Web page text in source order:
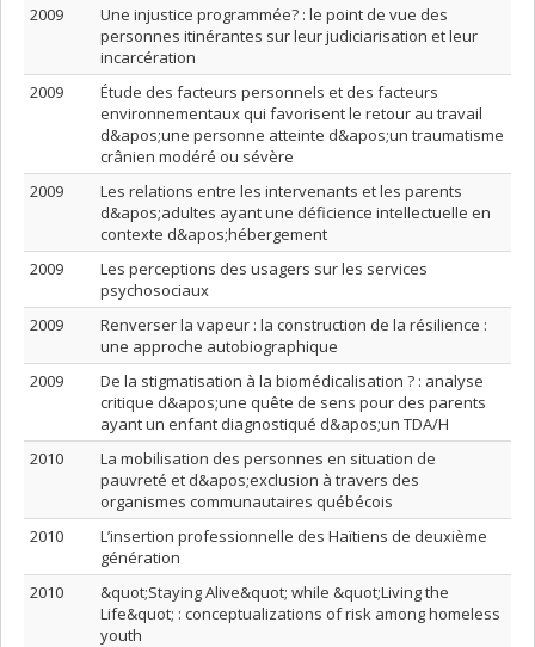
2009
Une injustice programmée? : le point de vue des
personnes itinérantes sur leur judiciarisation et leur
incarcération
2009
Étude des facteurs personnels et des facteurs
environnementaux qui favorisent le retour au travail
d&apos;une personne atteinte d&apos;un traumatisme
crânien modéré ou sévère
2009
Les relations entre les intervenants et les parents
d&apos;adultes ayant une déficience intellectuelle en
contexte d&apos;hébergement
2009
Les perceptions des usagers sur les services
psychosociaux
2009
Renverser la vapeur : la construction de la résilience :
une approche autobiographique
2009
De la stigmatisation à la biomédicalisation ? : analyse
critique d&apos;une quête de sens pour des parents
ayant un enfant diagnostiqué d&apos;un TDA/H
2010
La mobilisation des personnes en situation de
pauvreté et d&apos;exclusion à travers des
organismes communautaires québécois
2010
L’insertion professionnelle des Haïtiens de deuxième
génération
2010
&quot;Staying Alive&quot; while &quot;Living the
Life&quot; : conceptualizations of risk among homeless
youth